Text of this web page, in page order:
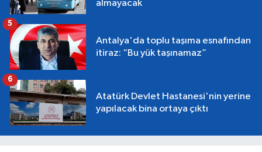
almayacak
Antalya'da toplu taşıma esnafından
itiraz: “Bu yük taşınamaz”
5
Atatürk Devlet Hastanesi'nin yerine
yapılacak bina ortaya çıktı
6